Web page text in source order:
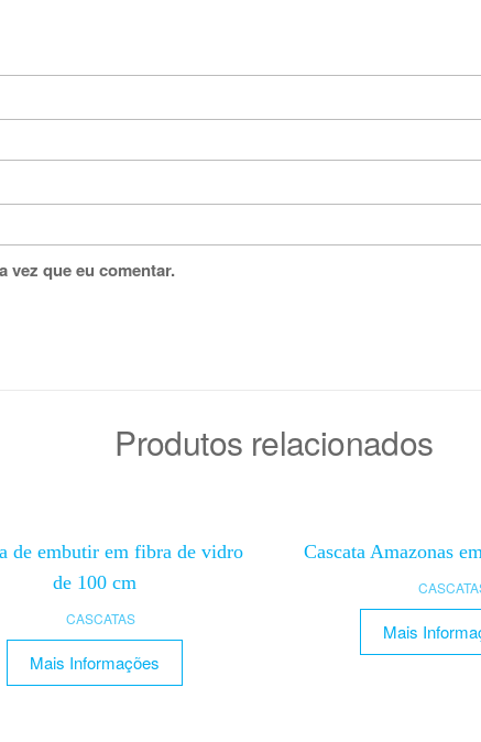
vez que eu comentar.
Produtos relacionados
de embutir em fibra de vidro
de 100 cm
CASCATAS
Mais Informações
Cascata Amazonas
Mais